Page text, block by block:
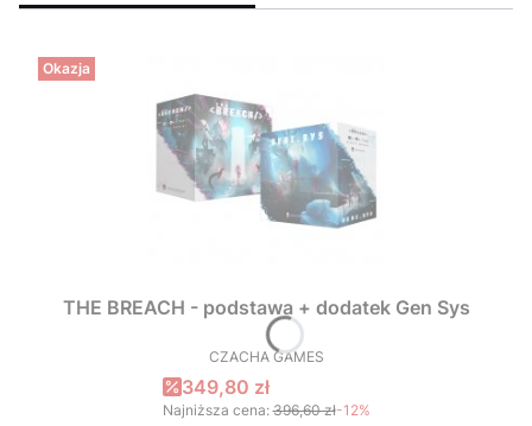
Okazja
THE BREACH - podstawa + dodatek Gen Sys
PRODUCENT
CZACHA GAMES
Cena promocyjna
349,80 zł
Najniższa cena: 396,60 zł-12%